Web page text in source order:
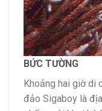
BỨC TƯỜNG
Khoảng hai giờ di
đảo Sigaboy là